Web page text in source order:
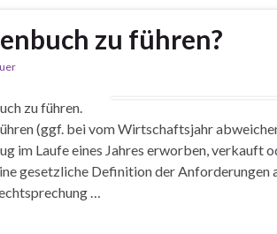
zu führen?
zu führen.
(ggf. bei vom Wirtschaftsjahr
im Laufe eines Jahres erworben, verkauft
gesetzliche Definition der Anforderungen
…